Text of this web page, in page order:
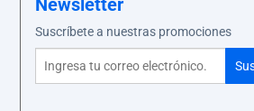
Newsletter
Suscríbete a nuestras promociones